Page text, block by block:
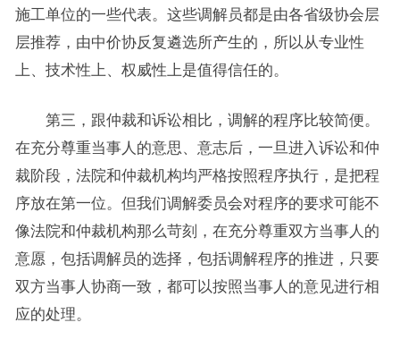
施工单位的一些代表。这些调解员都是由各省级协会层
层推荐，由中价协反复遴选所产生的，所以从专业性
上、技术性上、权威性上是值得信任的。
第三，跟仲裁和诉讼相比，调解的程序比较简便。
在充分尊重当事人的意思、意志后，一旦进入诉讼和仲
裁阶段，法院和仲裁机构均严格按照程序执行，是把程
序放在第一位。但我们调解委员会对程序的要求可能不
像法院和仲裁机构那么苛刻，在充分尊重双方当事人的
意愿，包括调解员的选择，包括调解程序的推进，只要
双方当事人协商一致，都可以按照当事人的意见进行相
应的处理。